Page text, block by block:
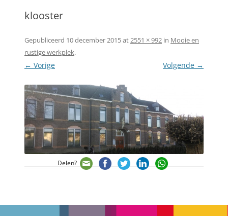
klooster
Gepubliceerd 10 december 2015at2551 × 992 in Mooie en
rustige werkplek.
← Vorige Volgende →
Delen?